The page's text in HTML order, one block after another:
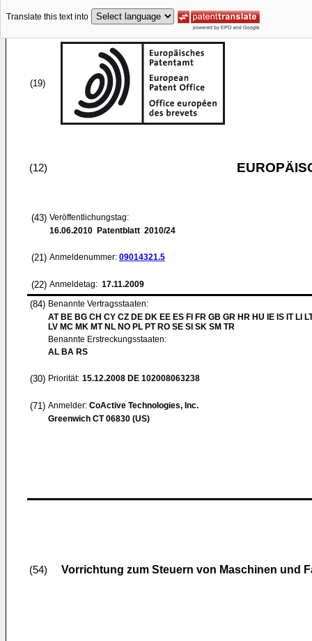
Translate this text into
(19)
(12)
(43) Veröffentlichungstag:
16.06.2010 Patentblatt 2010/24
(21) Anmeldenummer: 09014321.5
(22) Anmeldetag: 17.11.2009
(84) Benannte Vertragsstaaten:
AT BE BG CH CY CZ DE DK EE ES FI FR GB GR HR HU IE IS IT LI
LV MC MK MT NL NO PL PT RO SE SI SK SM TR
Benannte Erstreckungsstaaten:
AL BA RS
(30) Priorität: 15.12.2008 DE 102008063238
(71) Anmelder: CoActive Technologies, Inc.
Greenwich CT 06830 (US)
(54) Vorrichtung zum Steuern von Maschinen und